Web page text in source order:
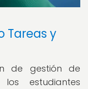
Tareas y
de gestión de
estudiantes